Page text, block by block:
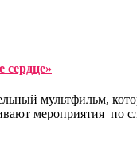
сердце»
мультфильм,
мероприятия